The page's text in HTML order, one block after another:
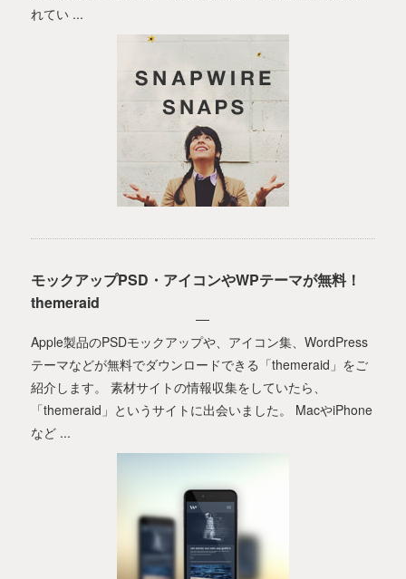
れてい ...
モックアップPSD・アイコンやWPテーマが無料！
themeraid
Apple製品のPSDモックアップや、アイコン集、WordPress
テーマなどが無料でダウンロードできる「themeraid」をご
紹介します。 素材サイトの情報収集をしていたら、
「themeraid」というサイトに出会いました。 MacやiPhone
など ...